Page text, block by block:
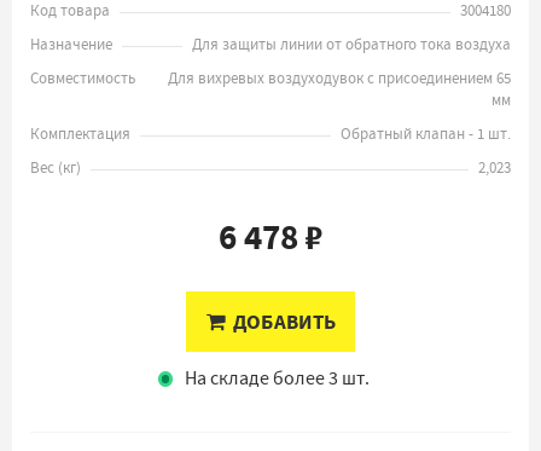
Код товара
3004180
Назначение
Для защиты линии от обратного тока воздуха
Совместимость
Для вихревых воздуходувок с присоединением 65
мм
Комплектация
Обратный клапан - 1 шт.
Вес (кг) 2,023
6 478 ₽
ДОБАВИТЬ
На складе более 3 шт.